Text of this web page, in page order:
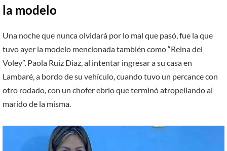
la modelo
Una noche que nunca olvidará por lo mal que pasó, fue la que
tuvo ayer la modelo mencionada también como “Reina del
Voley”, Paola Ruiz Diaz, al intentar ingresar a su casa en
Lambaré, a bordo de su vehículo, cuando tuvo un percance con
otro rodado, con un chofer ebrio que terminó atropellando al
marido de la misma.